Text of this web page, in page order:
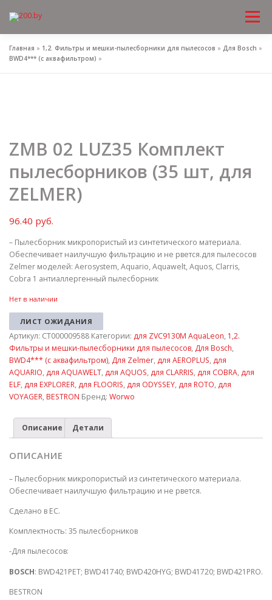
Главная » 1,2. Фильтры и мешки-пылесборники для пылесосов » Для Bosch »
BWD4*** (с аквафильтром) »
ZMB 02 LUZ35 Комплект
пылесборников (35 шт, для
ZELMER)
96.40 руб.
– Пылесборник микропористый из синтетического материала.
Обеспечивает наилучшую фильтрацию и не рвется.для пылесосов
Zelmer моделей: Aerosystem, Aquario, Aquawelt, Aquos, Clarris,
Cobra 1 антиаллергенный пылесборник
Нет в наличии
ЛИСТ ОЖИДАНИЯ
Артикул: СТ000009588 Категории: для ZVC9130M AquaLeon, 1,2.
Фильтры и мешки-пылесборники для пылесосов, Для Bosch,
BWD4*** (с аквафильтром), Для Zelmer, для AEROPLUS, для
AQUARIO, для AQUAWELT, для AQUOS, для CLARRIS, для COBRA, для
ELF, для EXPLORER, для FLOORIS, для ODYSSEY, для ROTO, для
VOYAGER, BESTRON Бренд: Worwo
Описание Детали
ОПИСАНИЕ
– Пылесборник микропористый из синтетического материала.
Обеспечивает наилучшую фильтрацию и не рвется.
Сделано в ЕС.
Комплектность: 35 пылесборников
-Для пылесосов:
BOSCH: BWD421PET; BWD41740; BWD420HYG; BWD41720; BWD421PRO.
BESTRON